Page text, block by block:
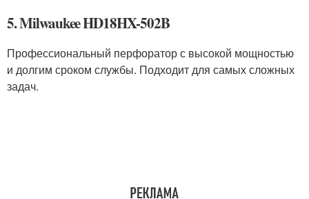
5. Milwaukee HD18HX-502B
Профессиональный перфоратор с высокой мощностью
и долгим сроком службы. Подходит для самых сложных
задач.